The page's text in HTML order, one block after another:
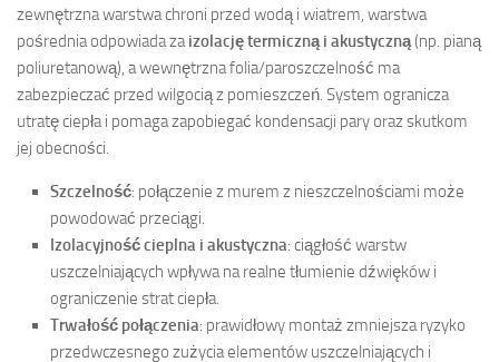
zewnętrzna warstwa chroni przed wodą i wiatrem, warstwa
pośrednia odpowiada zaizolację termiczną i akustyczną(np. pianą
poliuretanową), a wewnętrzna folia/paroszczelność ma
zabezpieczać przed wilgocią z pomieszczeń. System ogranicza
utratę ciepła i pomaga zapobiegać kondensacji pary oraz skutkom
jej obecności.
Szczelność: połączenie z murem z nieszczelnościami może
powodować przeciągi.
Izolacyjność cieplna i akustyczna: ciągłość warstw
uszczelniających wpływa na realne tłumienie dźwięków i
ograniczenie strat ciepła.
Trwałość połączenia: prawidłowy montaż zmniejsza ryzyko
przedwczesnego zużycia elementów uszczelniających i